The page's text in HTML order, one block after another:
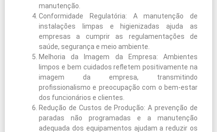
manutenção.
Conformidade Regulatória: A manutenção de
instalações limpas e higienizadas ajuda as
empresas a cumprir as regulamentações de
saúde, segurança e meio ambiente.
Melhoria da Imagem da Empresa: Ambientes
limpos e bem cuidados refletem positivamente na
imagem da empresa, transmitindo
profissionalismo e preocupação com o bem-estar
dos funcionários e clientes.
Redução de Custos de Produção: A prevenção de
paradas não programadas e a manutenção
adequada dos equipamentos ajudam a reduzir os